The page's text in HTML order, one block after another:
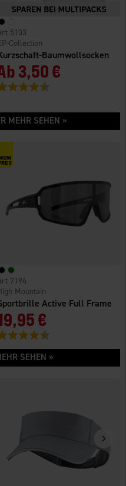
Baumwollsocken
Collection
5103
3,50 €
MEHR SEHEN »
Active Full Frame
Mountain
7194
€
SEHEN »